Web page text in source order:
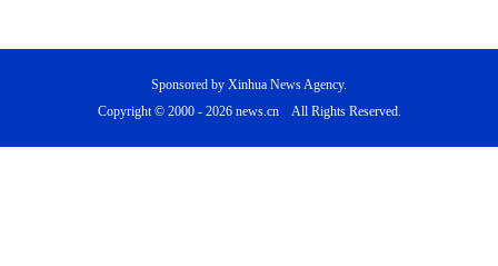
Sponsored by Xinhua News Agency.
Copyright © 2000 - 2026 news.cn All Rights Reserved.